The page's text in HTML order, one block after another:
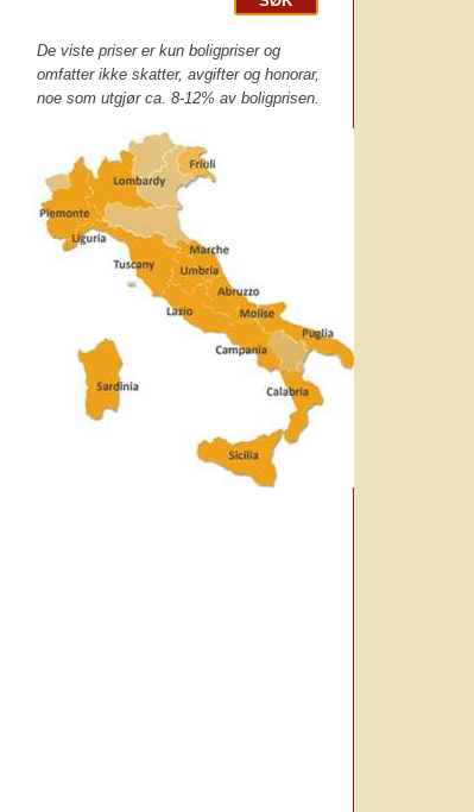
De viste priser er kun boligpriser og
omfatter ikke skatter, avgifter og honorar,
noe som utgjør ca. 8-12% av boligprisen.